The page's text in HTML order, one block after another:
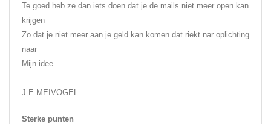
Te goed heb ze dan iets doen dat je de mails niet meer open kan
krijgen
Zo dat je niet meer aan je geld kan komen dat riekt nar oplichting
naar
Mijn idee
J.E.MEIVOGEL
Sterke punten